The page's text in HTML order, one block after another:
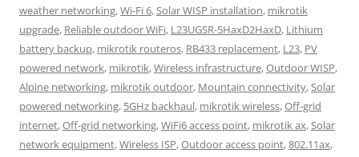
weather networking,Wi-Fi 6,Solar WISP installation, mikrotik
upgrade, Reliable outdoor WiFi, L23UGSR-5HaxD2HaxD, Lithium
battery backup, mikrotik routeros, RB433 replacement, L23, PV
powered network, mikrotik,Wireless infrastructure,Outdoor WISP,
Alpine networking, mikrotik outdoor, Mountain connectivity,Solar
powered networking, 5GHz backhaul, mikrotik wireless,Off-grid
internet,Off-grid networking,WiFi6 access point, mikrotik ax,Solar
network equipment,Wireless ISP,Outdoor access point,802.11ax,